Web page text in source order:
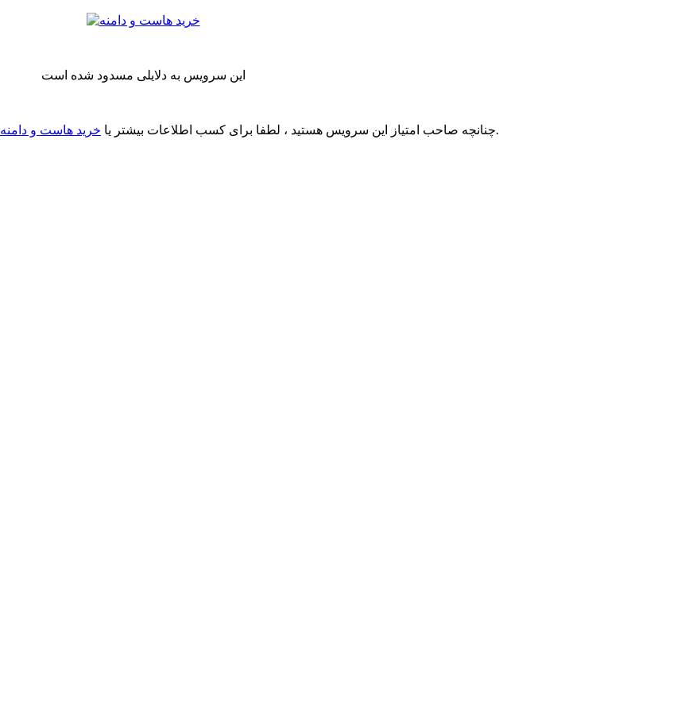
این سرویس به دلایلی مسدود شده است
چنانچه صاحب امتیاز این سرویس هستید ، لطفا برای کسب اطلاعات بیشتر یا خرید هاست و دامنه با شرکت سرورپارس تماس حاصل نمایید.